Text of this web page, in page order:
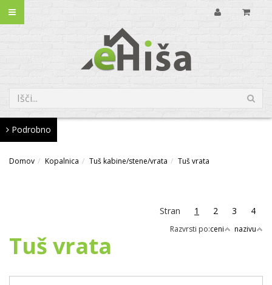
Podrobno
Domov Kopalnica Tuš kabine/stene/vrata Tuš vrata
Stran 1 2 3 4
Razvrsti po:ceni nazivu
Tuš vrata